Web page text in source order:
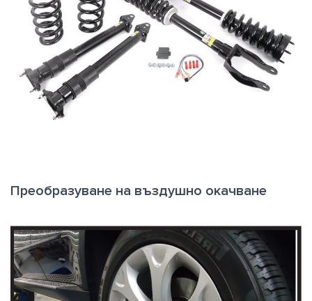
Преобразуване на въздушно окачване